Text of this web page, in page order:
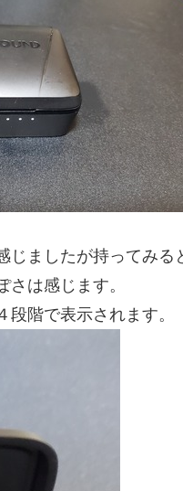
ましたが持ってみる
は感じます。
階で表示されます。